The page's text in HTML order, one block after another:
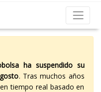
ha suspendido su
. Tras muchos años
tiempo real basado en